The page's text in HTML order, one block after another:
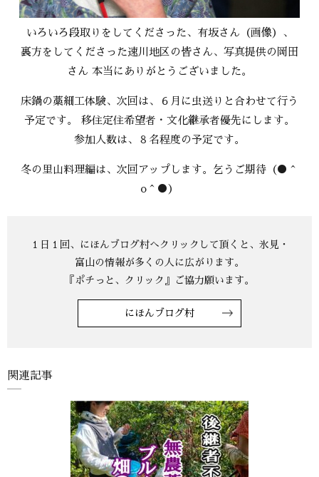
いろいろ段取りをしてくださった、有坂さん（画像）、
裏方をしてくださった速川地区の皆さん、写真提供の岡田
さん 本当にありがとうございました。
床鍋の藁細工体験、次回は、６月に虫送りと合わせて行う
予定です。 移住定住希望者・文化継承者優先にします。
参加人数は、８名程度の予定です。
冬の里山料理編は、次回アップします。乞うご期待（●＾
o＾●）
にほんブログ村
関連記事